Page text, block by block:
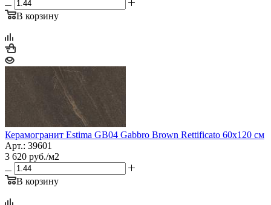
В корзину
Керамогранит Estima GB04 Gabbro Brown Rettificato 60x120 см
Арт.: 39601
3 620 руб./м2
В корзину